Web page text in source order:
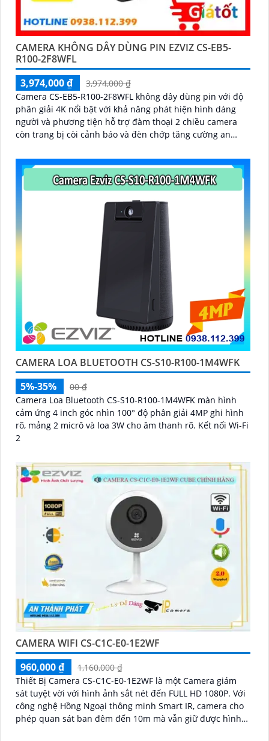
CAMERA KHÔNG DÂY DÙNG PIN EZVIZ CS-EB5-
R100-2F8WFL
3,974,000 ₫
3,974,000 ₫
Camera CS-EB5-R100-2F8WFL không dây dùng pin với độ
phân giải 4K nổi bật với khả năng phát hiện hình dáng
người và phương tiện hỗ trợ đàm thoại 2 chiều camera
còn trang bị còi cảnh báo và đèn chớp tăng cường an
năng lượng mặt trời và pin sạc đạt chuẩn IP65 chống
nước và bụi giúp hoạt động bền bỉ trong mọi điều kiện
CAMERA LOA BLUETOOTH CS-S10-R100-1M4WFK
5%-35%
00 ₫
Camera Loa Bluetooth CS-S10-R100-1M4WFK màn hình
cảm ứng 4 inch góc nhìn 100° độ phân giải 4MP ghi hình
rõ, mảng 2 micrô và loa 3W cho âm thanh rõ. Kết nối Wi-Fi
2
CAMERA WIFI CS-C1C-E0-1E2WF
960,000 ₫
1,160,000 ₫
Thiết Bị Camera CS-C1C-E0-1E2WF là một Camera giám
sát tuyệt vời với hình ảnh sắt nét đến FULL HD 1080P. Với
công nghệ Hồng Ngoại thông minh Smart IR, camera cho
phép quan sát ban đêm đến 10m mà vẫn giữ được hình